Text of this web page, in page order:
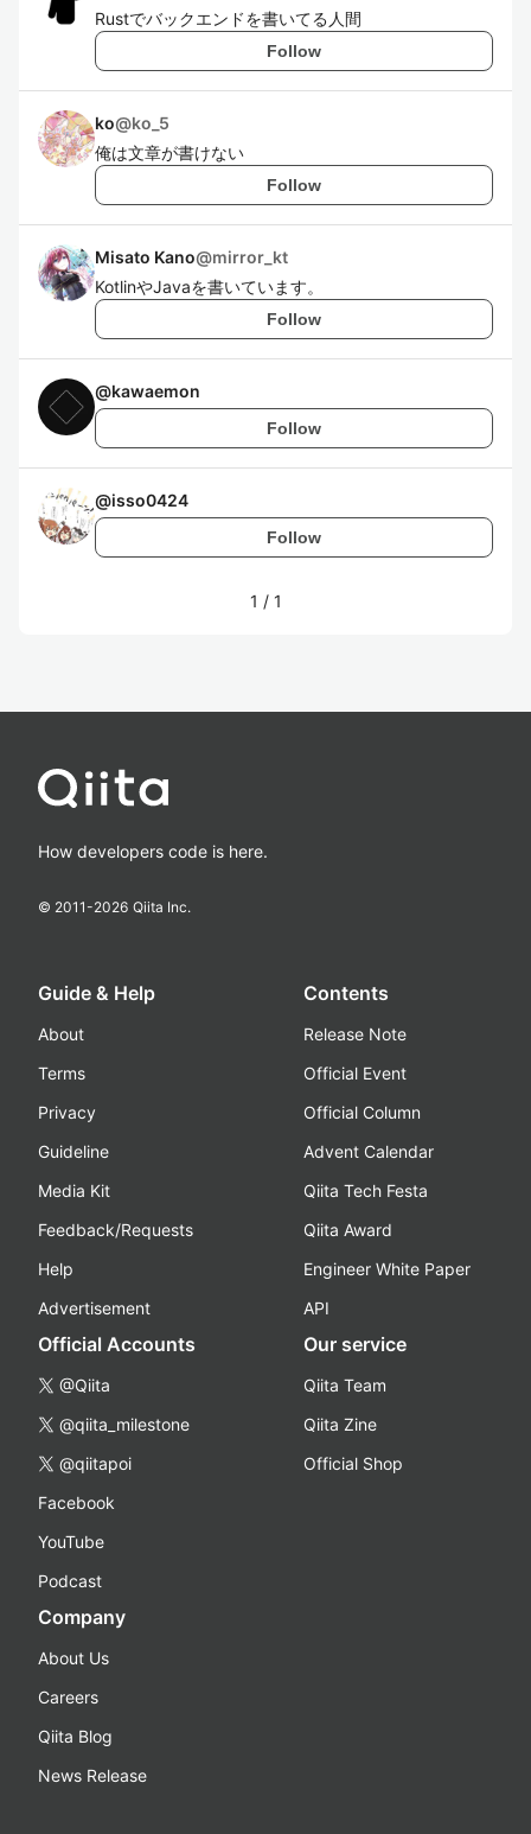
Rustでバックエンドを書いてる人間
Follow
ko@ko_5
俺は文章が書けない
Follow
Misato Kano@mirror_kt
KotlinやJavaを書いています。
Follow
@kawaemon
Follow
@isso0424
Follow
1 / 1
How developers code is here.
© 2011-2026 Qiita Inc.
Guide & Help
About
Terms
Privacy
Guideline
Media Kit
Feedback/Requests
Help
Advertisement
Contents
Release Note
Official Event
Official Column
Advent Calendar
Qiita Tech Festa
Qiita Award
Engineer White Paper
API
Official Accounts
@Qiita
@qiita_milestone
@qiitapoi
Facebook
YouTube
Podcast
Our service
Qiita Team
Qiita Zine
Official Shop
Company
About Us
Careers
Qiita Blog
News Release